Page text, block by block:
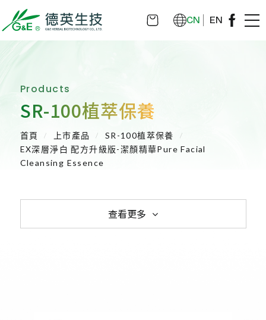
CN EN
Products
SR-100植萃保養
首頁 上市產品
SR-100植萃保養
EX深層淨白 配方升級版-潔顏精華Pure Facial
Cleansing Essence
查看更多